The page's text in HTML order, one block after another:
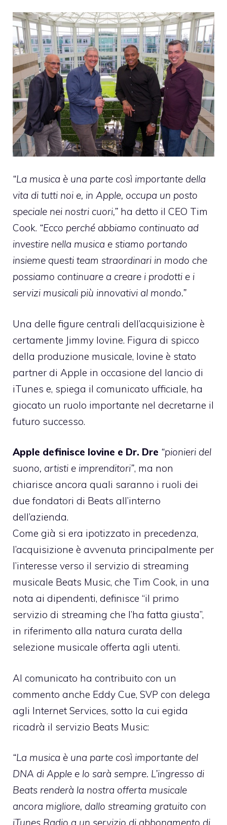
“La musica è una parte così importante della
vita di tutti noi e, in Apple, occupa un posto
speciale nei nostri cuori,” ha detto il CEO Tim
Cook. “Ecco perché abbiamo continuato ad
investire nella musica e stiamo portando
insieme questi team straordinari in modo che
possiamo continuare a creare i prodotti e i
servizi musicali più innovativi al mondo.”
Una delle figure centrali dell’acquisizione è
certamente Jimmy Iovine. Figura di spicco
della produzione musicale, Iovine è stato
partner di Apple in occasione del lancio di
iTunes e, spiega il comunicato ufficiale, ha
giocato un ruolo importante nel decretarne il
futuro successo.
Apple definisce Iovine e Dr. Dre “pionieri del
suono, artisti e imprenditori”, ma non
chiarisce ancora quali saranno i ruoli dei
due fondatori di Beats all’interno
dell’azienda.
Come già si era ipotizzato in precedenza,
l’acquisizione è avvenuta principalmente per
l’interesse verso il servizio di streaming
musicale Beats Music, che Tim Cook, in una
nota ai dipendenti, definisce “il primo
servizio di streaming che l’ha fatta giusta”,
in riferimento alla natura curata della
selezione musicale offerta agli utenti.
Al comunicato ha contribuito con un
commento anche Eddy Cue, SVP con delega
agli Internet Services, sotto la cui egida
ricadrà il servizio Beats Music:
“La musica è una parte così importante del
DNA di Apple e lo sarà sempre. L’ingresso di
Beats renderà la nostra offerta musicale
ancora migliore, dallo streaming gratuito con
iTunes Radio a un servizio di abbonamento di